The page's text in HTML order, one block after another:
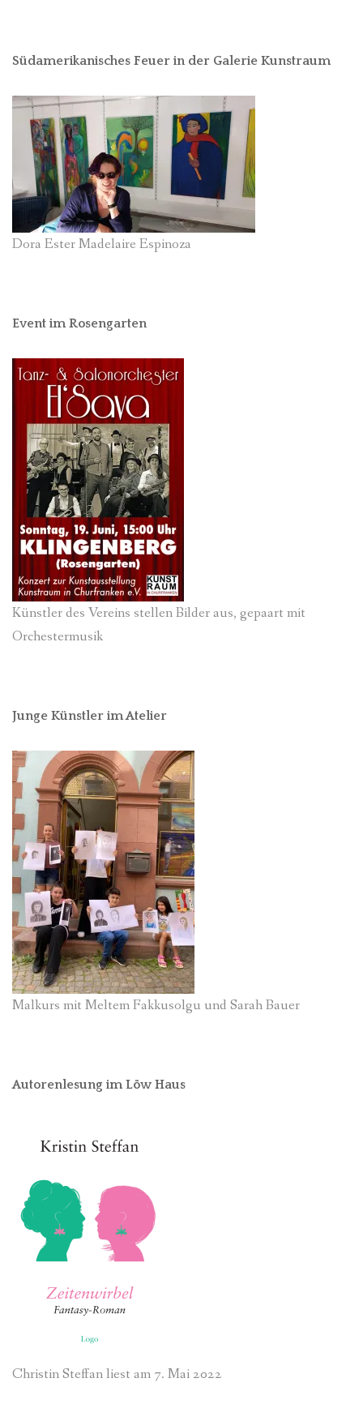
Südamerikanisches Feuer in der Galerie Kunstraum
Dora Ester Madelaire Espinoza
Event im Rosengarten
Künstler des Vereins stellen Bilder aus, gepaart mit
Orchestermusik
Junge Künstler im Atelier
Malkurs mit Meltem Fakkusolgu und Sarah Bauer
Autorenlesung im Löw Haus
Christin Steffan liest am 7. Mai 2022